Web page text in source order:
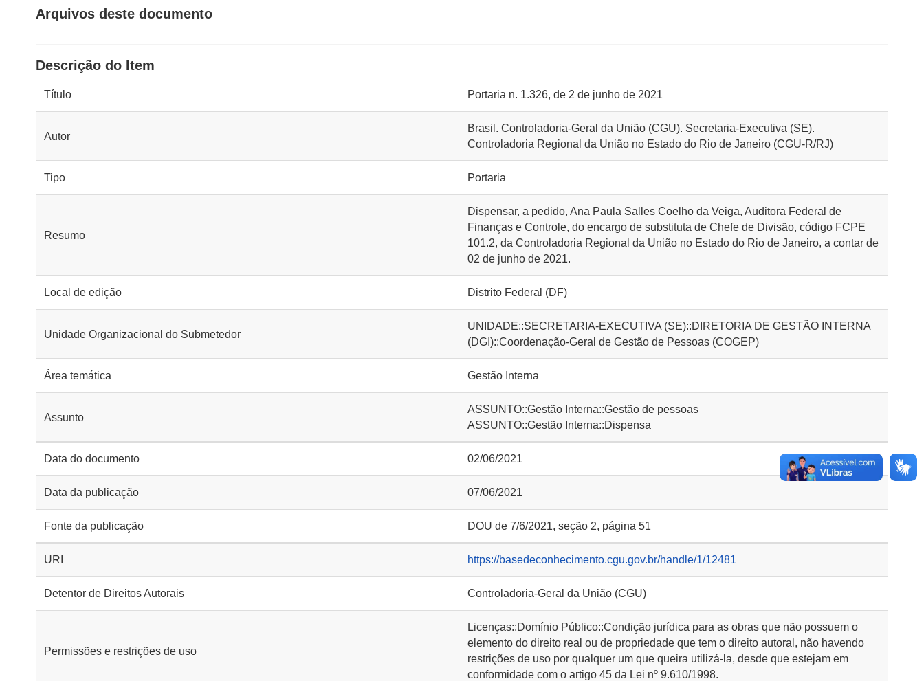
Arquivos deste documento
Descrição do Item
Título Portaria n. 1.326, de 2 de junho de 2021
Autor
Brasil. Controladoria-Geral da União (CGU). Secretaria-Executiva (SE).
Controladoria Regional da União no Estado do Rio de Janeiro (CGU-R/RJ)
Tipo Portaria
Resumo
Dispensar, a pedido, Ana Paula Salles Coelho da Veiga, Auditora Federal de
Finanças e Controle, do encargo de substituta de Chefe de Divisão, código FCPE
101.2, da Controladoria Regional da União no Estado do Rio de Janeiro, a contar de
02 de junho de 2021.
Local de edição Distrito Federal (DF)
Unidade Organizacional do Submetedor
UNIDADE::SECRETARIA-EXECUTIVA (SE)::DIRETORIA DE GESTÃO INTERNA
(DGI)::Coordenação-Geral de Gestão de Pessoas (COGEP)
Área temática Gestão Interna
Assunto
ASSUNTO::Gestão Interna::Gestão de pessoas
ASSUNTO::Gestão Interna::Dispensa
Data do documento 02/06/2021
Data da publicação 07/06/2021
Fonte da publicação DOU de 7/6/2021, seção 2, página 51
URI https://basedeconhecimento.cgu.gov.br/handle/1/12481
Detentor de Direitos Autorais Controladoria-Geral da União (CGU)
Permissões e restrições de uso
Licenças::Domínio Público::Condição jurídica para as obras que não possuem o
elemento do direito real ou de propriedade que tem o direito autoral, não havendo
restrições de uso por qualquer um que queira utilizá-la, desde que estejam em
conformidade com o artigo 45 da Lei nº 9.610/1998.